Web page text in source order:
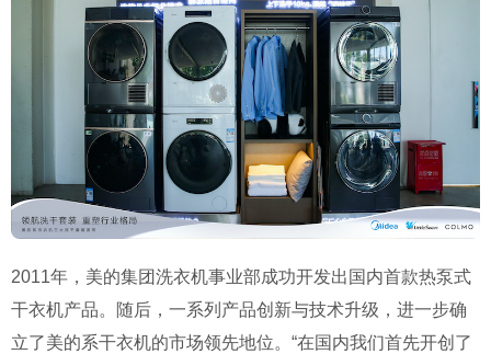
2011年，美的集团洗衣机事业部成功开发出国内首款热泵式
干衣机产品。随后，一系列产品创新与技术升级，进一步确
立了美的系干衣机的市场领先地位。“在国内我们首先开创了